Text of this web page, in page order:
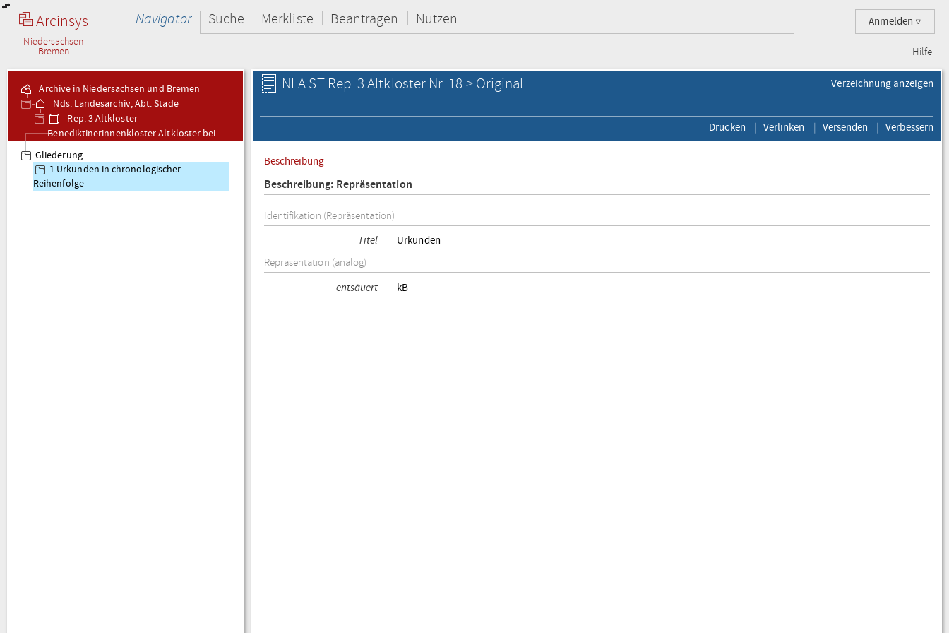
Arcinsys
Niedersachsen
Bremen
Anmelden
Navigator Suche Merkliste Beantragen Nutzen
Hilfe
Archive in Niedersachsen und Bremen
Nds. Landesarchiv, Abt. Stade
Rep. 3 Altkloster
Benediktinerinnenkloster Altkloster bei
Buxtehude - Urkunden
Gliederung
1 Urkunden in chronologischer
Reihenfolge
Verzeichnung anzeigen
NLA ST Rep. 3 Altkloster Nr. 18 > Original
Drucken Verlinken Versenden Verbessern
Beschreibung
Beschreibung: Repräsentation
Identifikation (Repräsentation)
Titel Urkunden
Repräsentation (analog)
entsäuert kB